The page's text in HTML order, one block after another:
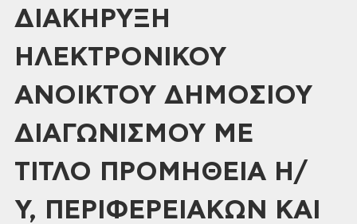
ΔΙΑΚΗΡΥΞΗ
ΗΛΕΚΤΡΟΝΙΚΟΥ
ΑΝΟΙΚΤΟΥ ΔΗΜΟΣΙΟΥ
ΔΙΑΓΩΝΙΣΜΟΥ ΜΕ
ΤΙΤΛΟ ΠΡΟΜΗΘΕΙΑ Η/
Υ, ΠΕΡΙΦΕΡΕΙΑΚΩΝ KAI